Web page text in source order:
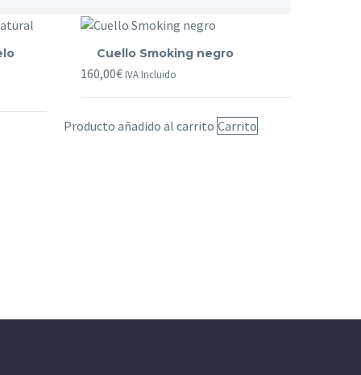
Smoking
negro
Cuello Smoking negro
160,00€ IVA Incluido
Producto añadido al carrito Carrito